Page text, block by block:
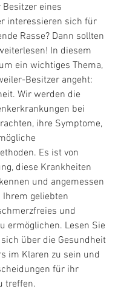
eines
interessieren sich für
Rasse? Dann sollten
In diesem
ein wichtiges Thema,
Besitzer angeht:
Wir werden die
bei
ihre Symptome,
Es ist von
diese Krankheiten
und angemessen
Ihrem geliebten
und
ermöglichen. Lesen Sie
über die Gesundheit
im Klaren zu sein und
für ihr
treffen.